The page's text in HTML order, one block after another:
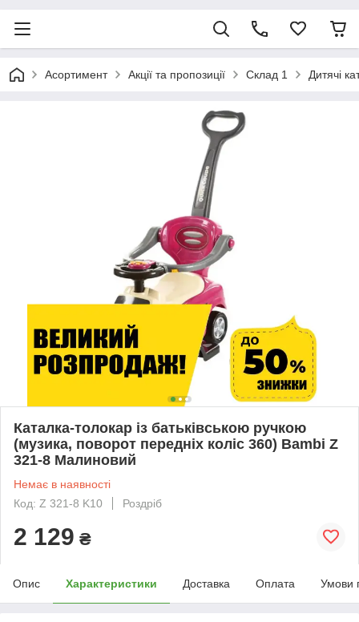
Асортимент Акції та пропозиції Склад 1 Дитячі
Каталка-толокар із батьківською ручкою
(музика, поворот передніх коліс 360) Bambi Z
321-8 Малиновий
Немає в наявності
Код: Z 321-8 K10
Роздріб
2 129 ₴
Опис Характеристики Доставка Оплата Умови